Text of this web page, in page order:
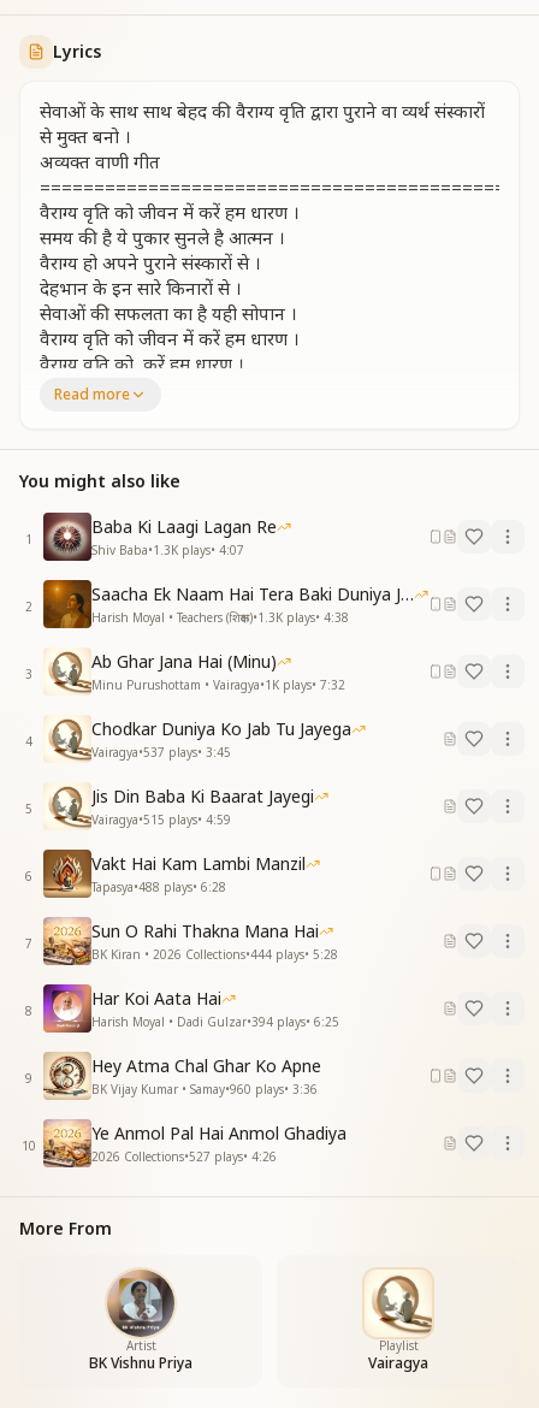
Lyrics
सेवाओं के साथ साथ बेहद की वैराग्य वृति द्वारा पुराने वा व्यर्थ संस्कारों
से मुक्त बनो ।
अव्यक्त वाणी गीत
वैराग्य वृति को जीवन में करें हम धारण ।
समय की है ये पुकार सुनले है आत्मन ।
वैराग्य हो अपने पुराने संस्कारों से ।
देहभान के इन सारे किनारों से ।
सेवाओं की सफलता का है यही सोपान ।
वैराग्य वृति को जीवन में करें हम धारण ।
वैराग्य वृति को, करें हम धारण ।
सरगम ------------------------------------
ब्राह्मण जीवन में खुशी ही श्वास है अपना ।
सदाकाल यही एहसास है अपना ।
सेवा के उमंग में ना रहे कोई कसर ।
बेहद की वैराग्य वृति की इसमें हो लहर ।
वैराग्य हो सदा काल का, देहभान के जंजाल का।
समय के पहले बदलने का लक्ष्य रहे ।
संस्कारों के वंश का भी अंश ना रहे।
बाबा है शिक्षक हमारा समय है रचना।
ना छुप जाए अपनी ये वैराग्य की साधना।
वैराग्य वृति से बदलदे हम ये जहां।
समय की है ये पुकार सुनले आत्मन ।
वैराग्य वृति को, करें हम धारण ।
सरगम -----------------------------------
अशरीरी बनने का है वैराग्य ही आधार।
वैराग्य की धरणी है फलदाई अपार।
बाबा की संतान सच्चे योगी है हम।
संकल्प शक्ति से करें अब व्यर्थ को खत्म।
दिलाराम के दिल तख़्तपर सदा, अधिकार है अपना उम्रभर सदा।
वैराग्य वृति को जीवन में करें हम धारण ।
समय की है ये पुकार सुनले है आत्मन ।
वैराग्य हो अपने पुराने संस्कारों से ।
देहभान के इन सारे किनारों से ।
सेवाओं की सफलता का है यही सोपान ।
वैराग्य वृति को जीवन में करें हम धारण ।
वैराग्य वृति को, करें हम धारण ।
Read more
You might also like
1
Baba Ki Laagi Lagan Re
Shiv Baba•1.3K plays• 4:07
2
Saacha Ek Naam Hai Tera Baki Duniya Jhuthi
Harish Moyal • Teachers (शिक्षक)•1.3K plays• 4:38
3
Ab Ghar Jana Hai (Minu)
Minu Purushottam • Vairagya•1K plays• 7:32
4
Chodkar Duniya Ko Jab Tu Jayega
Vairagya•537 plays• 3:45
5
Jis Din Baba Ki Baarat Jayegi
Vairagya•515 plays• 4:59
6
Vakt Hai Kam Lambi Manzil
Tapasya•488 plays• 6:28
7
Sun O Rahi Thakna Mana Hai
BK Kiran • 2026 Collections•444 plays• 5:28
8
Har Koi Aata Hai
Harish Moyal • Dadi Gulzar•394 plays• 6:25
9
Hey Atma Chal Ghar Ko Apne
BK Vijay Kumar • Samay•960 plays• 3:36
10
Ye Anmol Pal Hai Anmol Ghadiya
2026 Collections•527 plays• 4:26
More From
Artist
BK Vishnu Priya
Playlist
Vairagya